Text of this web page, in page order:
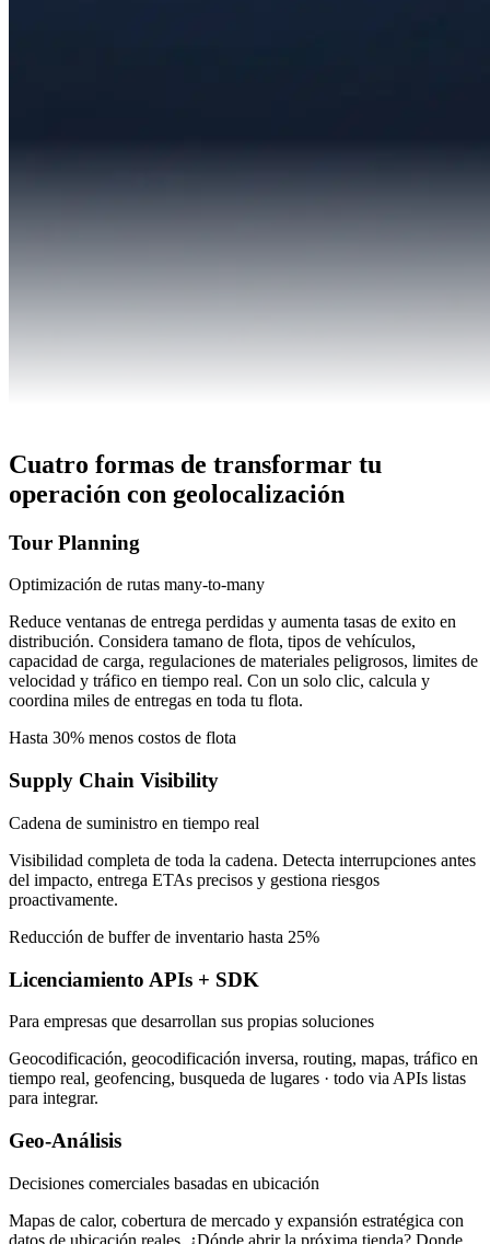
Cuatro formas de transformar tu
operación con geolocalización
Tour Planning
Optimización de rutas many-to-many
Reduce ventanas de entrega perdidas y aumenta tasas de exito en
distribución. Considera tamano de flota, tipos de vehículos,
capacidad de carga, regulaciones de materiales peligrosos, limites de
velocidad y tráfico en tiempo real. Con un solo clic, calcula y
coordina miles de entregas en toda tu flota.
Hasta 30% menos costos de flota
Supply Chain Visibility
Cadena de suministro en tiempo real
Visibilidad completa de toda la cadena. Detecta interrupciones antes
del impacto, entrega ETAs precisos y gestiona riesgos
proactivamente.
Reducción de buffer de inventario hasta 25%
Licenciamiento APIs + SDK
Para empresas que desarrollan sus propias soluciones
Geocodificación, geocodificación inversa, routing, mapas, tráfico en
tiempo real, geofencing, busqueda de lugares · todo via APIs listas
para integrar.
Geo-Análisis
Decisiones comerciales basadas en ubicación
Mapas de calor, cobertura de mercado y expansión estratégica con
datos de ubicación reales. ¿Dónde abrir la próxima tienda? Donde